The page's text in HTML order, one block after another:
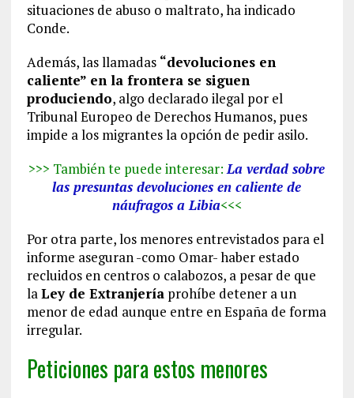
situaciones de abuso o maltrato, ha indicado
Conde.
Además, las llamadas “devoluciones en
caliente” en la frontera se siguen
produciendo, algo declarado ilegal por el
Tribunal Europeo de Derechos Humanos, pues
impide a los migrantes la opción de pedir asilo.
>>> También te puede interesar:La verdad sobre
las presuntas devoluciones en caliente de
náufragos a Libia<<<
Por otra parte, los menores entrevistados para el
informe aseguran -como Omar- haber estado
recluidos en centros o calabozos, a pesar de que
laLey de Extranjeríaprohíbe detener a un
menor de edad aunque entre en España de forma
irregular.
Peticiones para estos menores